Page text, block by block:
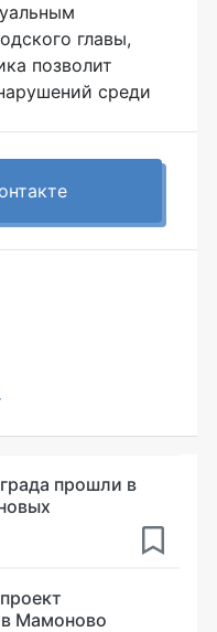
главы,
позволит
среди
прошли в
в Мамоново